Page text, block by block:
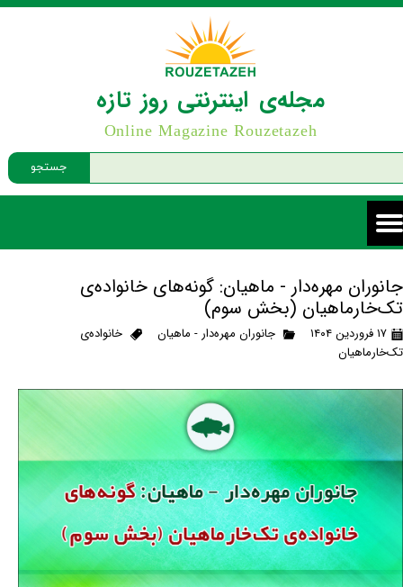
جستجو
مجله‌ی اینترنتی روز تازه
Online Magazine Rouzetazeh
جانوران مهره‌دار - ماهیان: گونه‌های خانواده‌ی
تک‌خارماهیان (بخش سوم)
۱۷ فروردین ۱۴۰۴ جانوران مهره‌دار - ماهیان
خانواده‌ی
تک‌خارماهیان